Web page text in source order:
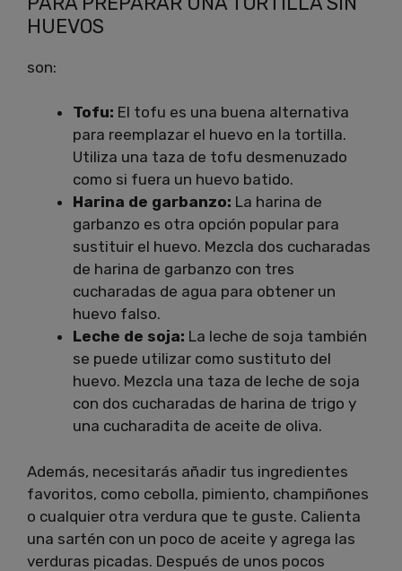
HUEVOS
son:
Tofu: El tofu es una buena alternativa
para reemplazar el huevo en la tortilla.
Utiliza una taza de tofu desmenuzado
como si fuera un huevo batido.
Harina de garbanzo: La harina de
garbanzo es otra opción popular para
sustituir el huevo. Mezcla dos cucharadas
de harina de garbanzo con tres
cucharadas de agua para obtener un
huevo falso.
Leche de soja: La leche de soja también
se puede utilizar como sustituto del
huevo. Mezcla una taza de leche de soja
con dos cucharadas de harina de trigo y
una cucharadita de aceite de oliva.
Además, necesitarás añadir tus ingredientes
favoritos, como cebolla, pimiento, champiñones
o cualquier otra verdura que te guste. Calienta
una sartén con un poco de aceite y agrega las
verduras picadas. Después de unos pocos